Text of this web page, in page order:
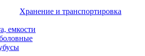
Хранение и транспортировка
емкости